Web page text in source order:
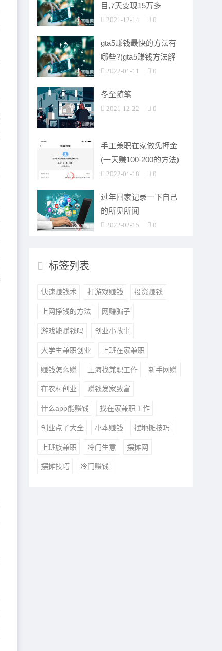
目,7天变现15万多
2021-12-14 0
gta5赚钱最快的方法有
哪些?(gta5赚钱方法解
析)2022-01-11 0
冬至随笔
2021-12-22 0
手工兼职在家做免押金
(一天赚100-200的方法)
2022-01-18 0
过年回家记录一下自己
的所见所闻
2022-02-15 0
标签列表
快速赚钱术 打游戏赚钱 投资赚钱
上网挣钱的方法 网赚骗子
游戏能赚钱吗 创业小故事
大学生兼职创业 上班在家兼职
赚钱怎么赚 上海找兼职工作 新手网赚
在农村创业 赚钱发家致富
什么app能赚钱 找在家兼职工作
创业点子大全 小本赚钱 摆地摊技巧
上班族兼职 冷门生意 摆摊网
摆摊技巧 冷门赚钱